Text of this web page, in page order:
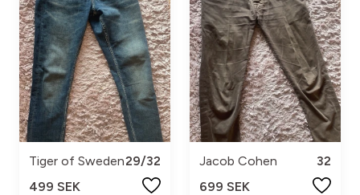
Tiger of Sweden29/32
499 SEK
Jacob Cohen
32
699 SEK